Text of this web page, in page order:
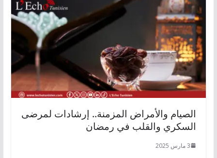
الصيام والأمراض المزمنة.. إرشادات لمرضى
السكري والقلب في رمضان
3 مارس 2025